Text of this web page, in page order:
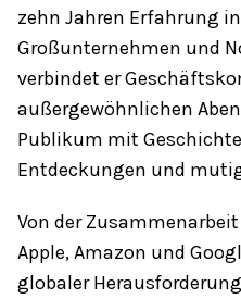
zehn Jahren Erfahrung
Großunternehmen und
verbindet er
außergewöhnlichen
Publikum mit
Entdeckungen und
Von der
Apple, Amazon und
globaler